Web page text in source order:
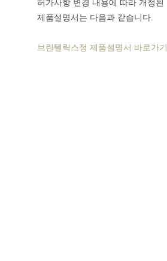
제품설명서는 다음과 같습니다.
브린텔릭스정 제품설명서 바로가기